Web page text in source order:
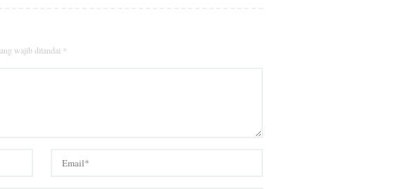
wajib ditandai *